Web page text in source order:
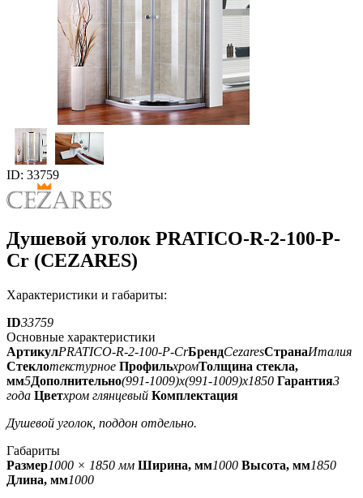
ID: 33759
Душевой уголок PRATICO-R-2-100-P-
Cr (CEZARES)
Характеристики и габариты:
ID33759
Основные характеристики
АртикулPRATICO-R-2-100-P-CrБрендCezaresСтранаИталия
Стеклотекстурное ПрофильхромТолщина стекла,
мм5Дополнительно(991-1009)x(991-1009)x1850 Гарантия3
года Цветхром глянцевый Комплектация
Душевой уголок, поддон отдельно.
Габариты
Размер1000 × 1850 мм Ширина, мм1000 Высота, мм1850
Длина, мм1000